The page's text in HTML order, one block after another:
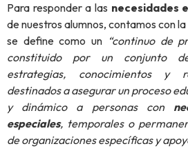
Para responder a las necesidades
de nuestros alumnos, contamos con
se define como un “continuo de
constituido por un conjunto
estrategias, conocimientos y
destinados a asegurar un proceso
y dinámico a personas con
especiales, temporales o
de organizaciones específicas y